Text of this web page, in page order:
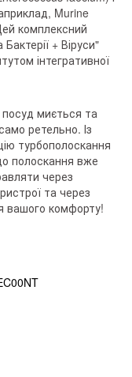
Murine
комплексний
Бактерії + Віруси"
інтегративної
миється та
ретельно. Із
турбополоскання
полоскання вже
через
та через
вашого комфорту!